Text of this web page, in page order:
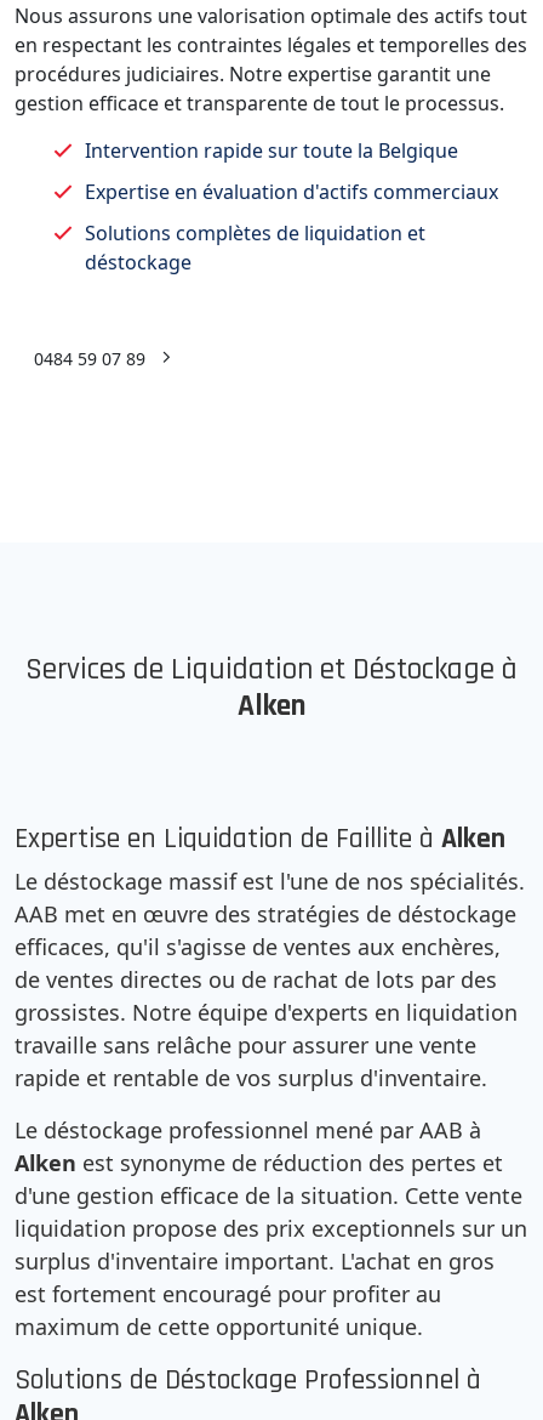
Nous assurons une valorisation optimale des actifs tout
en respectant les contraintes légales et temporelles des
procédures judiciaires. Notre expertise garantit une
gestion efficace et transparente de tout le processus.
Intervention rapide sur toute la Belgique
Expertise en évaluation d'actifs commerciaux
Solutions complètes de liquidation et
déstockage
0484 59 07 89
Services de Liquidation et Déstockage à
Alken
Expertise en Liquidation de Faillite à Alken
Le déstockage massif est l'une de nos spécialités.
AAB met en œuvre des stratégies de déstockage
efficaces, qu'il s'agisse de ventes aux enchères,
de ventes directes ou de rachat de lots par des
grossistes. Notre équipe d'experts en liquidation
travaille sans relâche pour assurer une vente
rapide et rentable de vos surplus d'inventaire.
Le déstockage professionnel mené par AAB à
Alken est synonyme de réduction des pertes et
d'une gestion efficace de la situation. Cette vente
liquidation propose des prix exceptionnels sur un
surplus d'inventaire important. L'achat en gros
est fortement encouragé pour profiter au
maximum de cette opportunité unique.
Solutions de Déstockage Professionnel à